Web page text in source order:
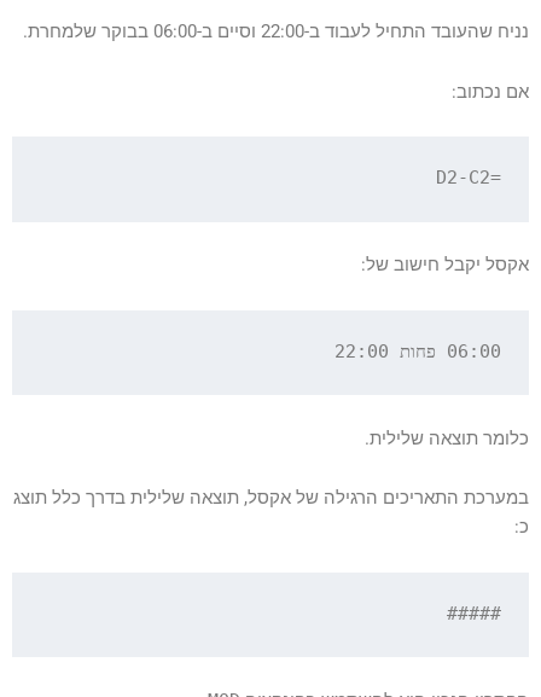
נניח שהעובד התחיל לעבוד ב-22:00 וסיים ב-06:00 בבוקר שלמחרת.
אם נכתוב:
=D2-C2
אקסל יקבל חישוב של:
06:00 פחות 22:00
כלומר תוצאה שלילית.
במערכת התאריכים הרגילה של אקסל, תוצאה שלילית בדרך כלל תוצג
כ:
#####